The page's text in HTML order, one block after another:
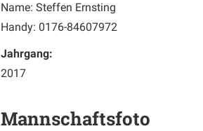
Name: Steffen Ernsting
Handy: 0176-84607972
Jahrgang:
2017
Mannschaftsfoto